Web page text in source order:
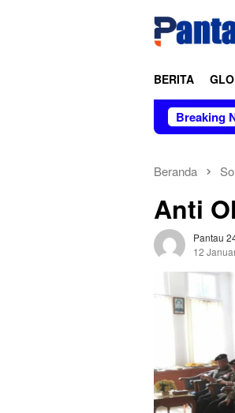
BERITA
Breaking
Dipimpin Figur Bersih dan Tidak
Beranda
Anti
Pantau
12